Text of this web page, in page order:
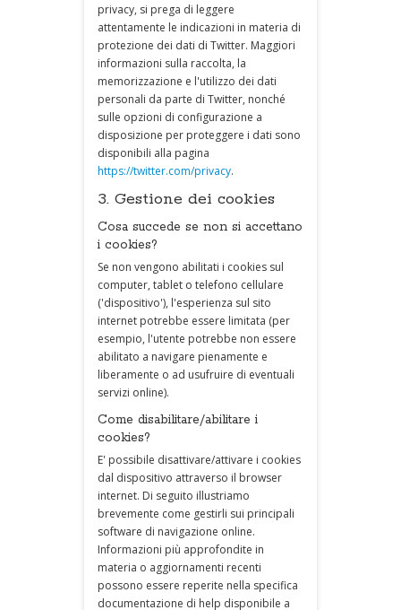
privacy, si prega di leggere
attentamente le indicazioni in materia di
protezione dei dati di Twitter. Maggiori
informazioni sulla raccolta, la
memorizzazione e l'utilizzo dei dati
personali da parte di Twitter, nonché
sulle opzioni di configurazione a
disposizione per proteggere i dati sono
disponibili alla pagina
https://twitter.com/privacy.
3. Gestione dei cookies
Cosa succede se non si accettano
i cookies?
Se non vengono abilitati i cookies sul
computer, tablet o telefono cellulare
('dispositivo'), l'esperienza sul sito
internet potrebbe essere limitata (per
esempio, l'utente potrebbe non essere
abilitato a navigare pienamente e
liberamente o ad usufruire di eventuali
servizi online).
Come disabilitare/abilitare i
cookies?
E' possibile disattivare/attivare i cookies
dal dispositivo attraverso il browser
internet. Di seguito illustriamo
brevemente come gestirli sui principali
software di navigazione online.
Informazioni più approfondite in
materia o aggiornamenti recenti
possono essere reperite nella specifica
documentazione di help disponibile a